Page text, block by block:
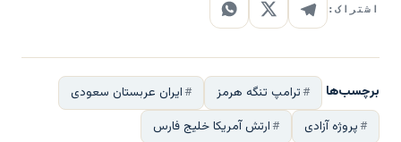
اشتراک:
برچسب‌ها ترامپ تنگه هرمز
ایران عربستان سعودی
پروژه آزادی
ارتش آمریکا خلیج فارس